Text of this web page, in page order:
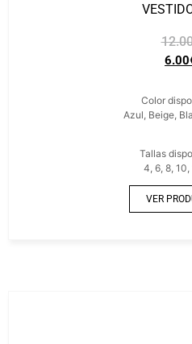
6.00
Color
Azul, Beige,
Tallas
4, 6, 8, 10,
VER